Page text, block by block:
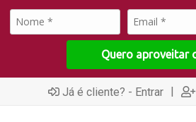
Quero aproveitar
Já é cliente? - Entrar |